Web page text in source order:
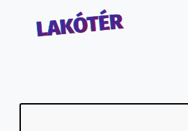
Ugrás a fő tartalomra